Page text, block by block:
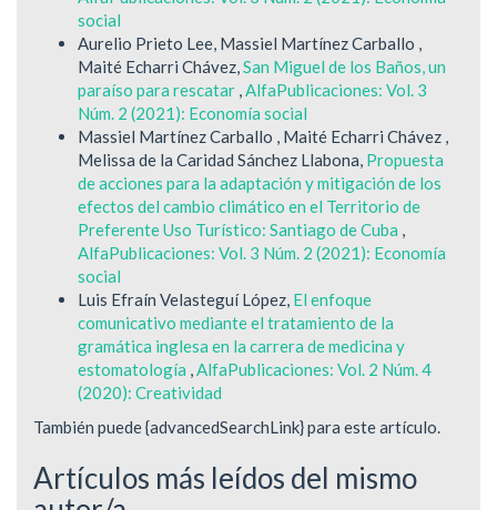
social
Aurelio Prieto Lee, Massiel Martínez Carballo ,
Maité Echarri Chávez,San Miguel de los Baños, un
paraíso para rescatar ,AlfaPublicaciones: Vol. 3
Núm. 2 (2021): Economía social
Massiel Martínez Carballo , Maité Echarri Chávez ,
Melissa de la Caridad Sánchez Llabona, Propuesta
de acciones para la adaptación y mitigación de los
efectos del cambio climático en el Territorio de
Preferente Uso Turístico: Santiago de Cuba ,
AlfaPublicaciones: Vol. 3 Núm. 2 (2021): Economía
social
Luis Efraín Velasteguí López, El enfoque
comunicativo mediante el tratamiento de la
gramática inglesa en la carrera de medicina y
estomatología ,AlfaPublicaciones: Vol. 2 Núm. 4
(2020): Creatividad
También puede {advancedSearchLink} para este artículo.
Artículos más leídos del mismo